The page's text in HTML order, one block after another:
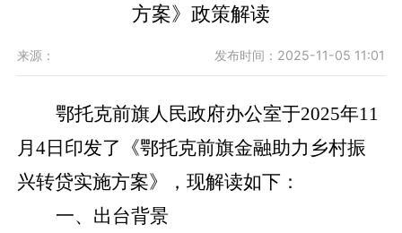
方案》政策解读
来源： 发布时间：2025-11-05 11:01
鄂托克前旗人民政府办公室于2025年11
月4日印发了《鄂托克前旗金融助力乡村振
兴转贷实施方案》，现解读如下：
一、 出台背景